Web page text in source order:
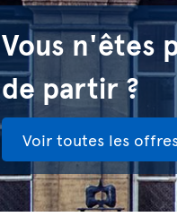
Vous n'êtes
de partir ?
Voir toutes les